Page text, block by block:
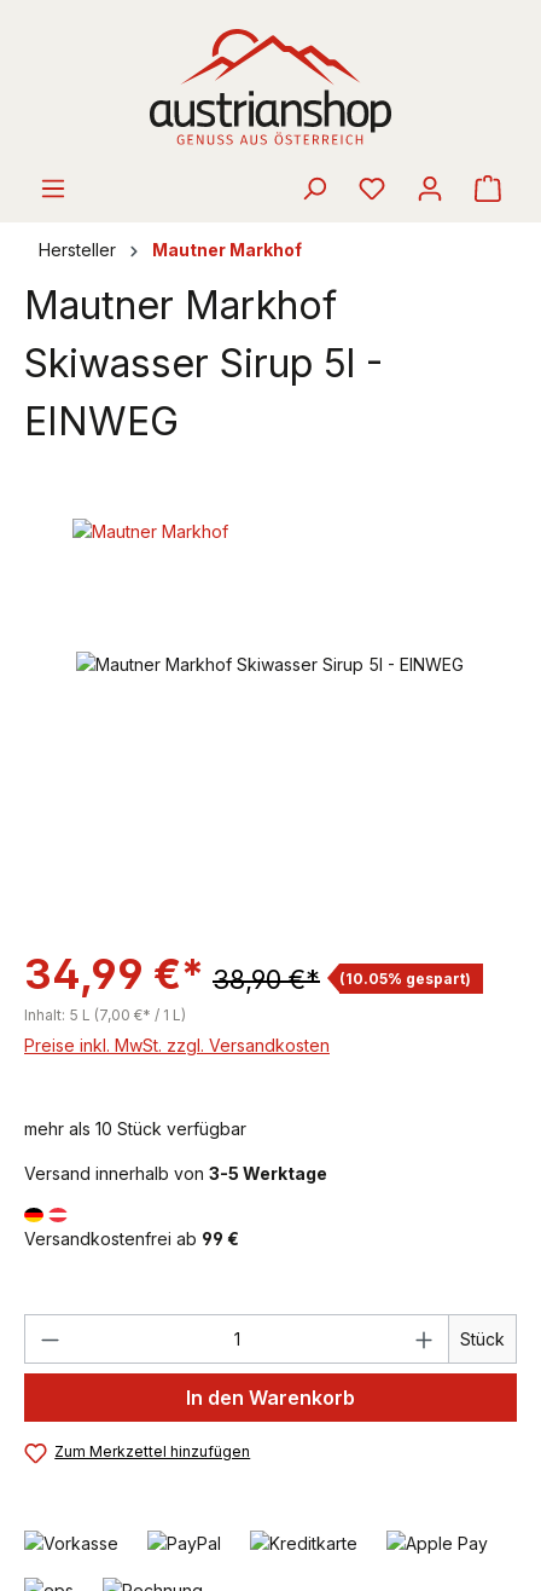
Hersteller Mautner Markhof
Mautner Markhof
Skiwasser Sirup 5l -
EINWEG
Bildergalerie überspringen
34,99 €* 38,90 €*
(10.05% gespart)
Inhalt: 5 L (7,00 €* / 1 L)
Preise inkl. MwSt. zzgl. Versandkosten
mehr als 10 Stück verfügbar
Versand innerhalb von 3-5 Werktage
Versandkostenfrei ab 99 €
Produkt Anzahl: Gib den Stück
In den Warenkorb
Zum Merkzettel hinzufügen